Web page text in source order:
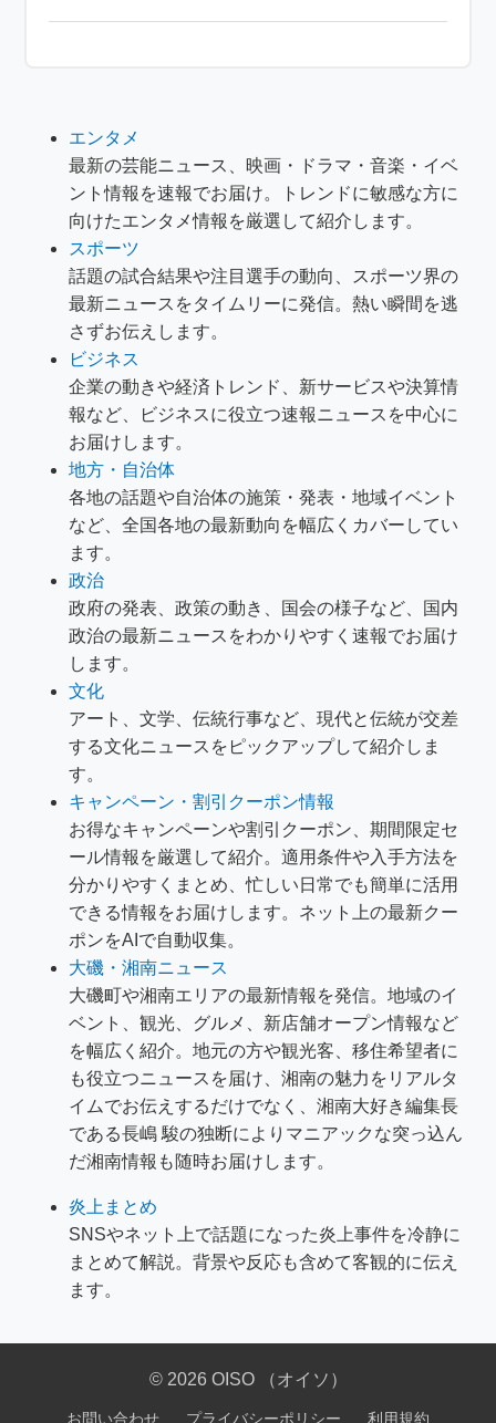
エンタメ
最新の芸能ニュース、映画・ドラマ・音楽・イベ
ント情報を速報でお届け。トレンドに敏感な方に
向けたエンタメ情報を厳選して紹介します。
スポーツ
話題の試合結果や注目選手の動向、スポーツ界の
最新ニュースをタイムリーに発信。熱い瞬間を逃
さずお伝えします。
ビジネス
企業の動きや経済トレンド、新サービスや決算情
報など、ビジネスに役立つ速報ニュースを中心に
お届けします。
地方・自治体
各地の話題や自治体の施策・発表・地域イベント
など、全国各地の最新動向を幅広くカバーしてい
ます。
政治
政府の発表、政策の動き、国会の様子など、国内
政治の最新ニュースをわかりやすく速報でお届け
します。
文化
アート、文学、伝統行事など、現代と伝統が交差
する文化ニュースをピックアップして紹介しま
す。
キャンペーン・割引クーポン情報
お得なキャンペーンや割引クーポン、期間限定セ
ール情報を厳選して紹介。適用条件や入手方法を
分かりやすくまとめ、忙しい日常でも簡単に活用
できる情報をお届けします。ネット上の最新クー
ポンをAIで自動収集。
大磯・湘南ニュース
大磯町や湘南エリアの最新情報を発信。地域のイ
ベント、観光、グルメ、新店舗オープン情報など
を幅広く紹介。地元の方や観光客、移住希望者に
も役立つニュースを届け、湘南の魅力をリアルタ
イムでお伝えするだけでなく、湘南大好き編集長
である長嶋 駿の独断によりマニアックな突っ込ん
だ湘南情報も随時お届けします。
炎上まとめ
SNSやネット上で話題になった炎上事件を冷静に
まとめて解説。背景や反応も含めて客観的に伝え
ます。
© 2026 OISO （オイソ）
お問い合わせ プライバシーポリシー 利用規約